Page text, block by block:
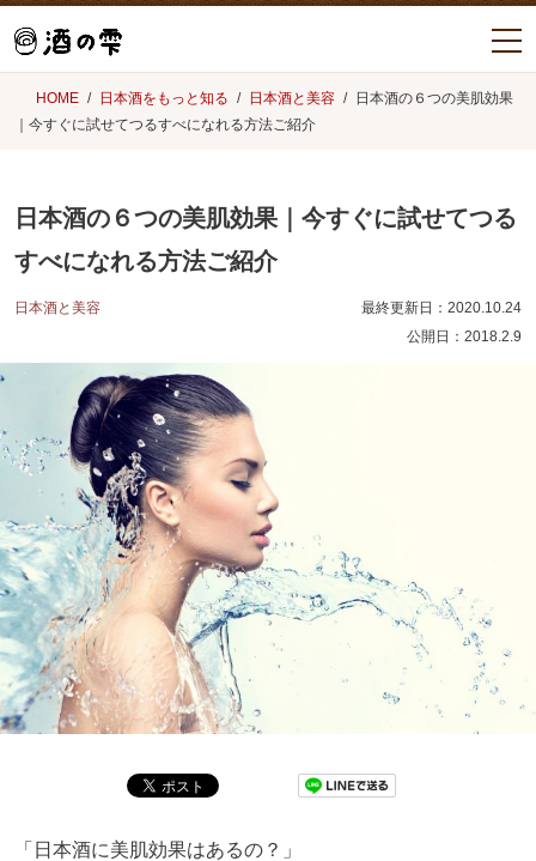
HOME 日本酒をもっと知る 日本酒と美容
日本酒の６つの美肌効果
｜今すぐに試せてつるすべになれる方法ご紹介
日本酒の６つの美肌効果｜今すぐに試せてつる
すべになれる方法ご紹介
日本酒と美容 最終更新日： 2020.10.24
公開日： 2018.2.9
「日本酒に美肌効果はあるの？」